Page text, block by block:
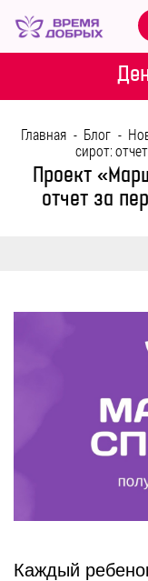
Меню
НАШИ
ДЕТИ
МЕРОПРИЯТИЯ
Главная - Блог -
сирот:
Проект
отчет за
Каждый